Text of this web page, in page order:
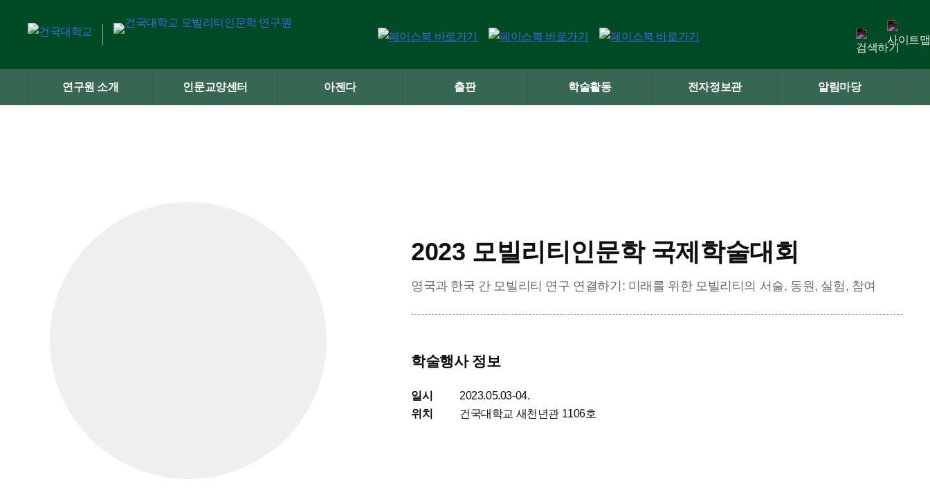
연구원 소개 인문교양센터 아젠다 출판 학술활동 전자정보관 알림마당
2023 모빌리티인문학 국제학술대회
영국과 한국 간 모빌리티 연구 연결하기: 미래를 위한 모빌리티의 서술, 동원, 실험, 참여
학술행사 정보
일시
2023.05.03-04.
위치
건국대학교 새천년관 1106호